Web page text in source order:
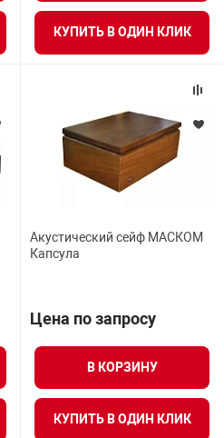
КУПИТЬ В ОДИН КЛИК
Акустический сейф МАСКОМ
Капсула
Цена по запросу
В КОРЗИНУ
КУПИТЬ В ОДИН КЛИК